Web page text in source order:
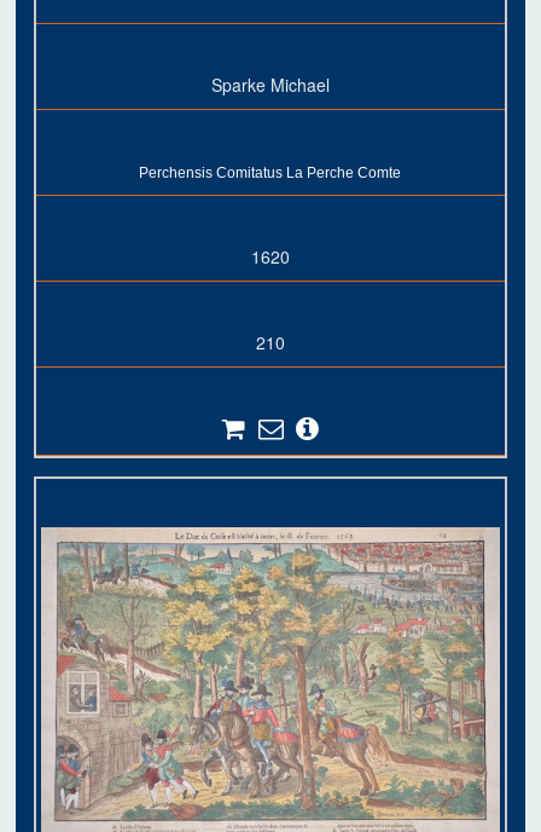
Sparke Michael
Perchensis Comitatus La Perche Comte
1620
210